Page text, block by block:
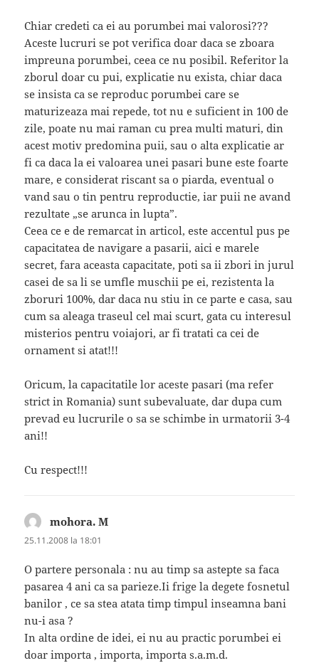
Chiar credeti ca ei au porumbei mai valorosi???
Aceste lucruri se pot verifica doar daca se zboara
impreuna porumbei, ceea ce nu posibil. Referitor la
zborul doar cu pui, explicatie nu exista, chiar daca
se insista ca se reproduc porumbei care se
maturizeaza mai repede, tot nu e suficient in 100 de
zile, poate nu mai raman cu prea multi maturi, din
acest motiv predomina puii, sau o alta explicatie ar
fi ca daca la ei valoarea unei pasari bune este foarte
mare, e considerat riscant sa o piarda, eventual o
vand sau o tin pentru reproductie, iar puii ne avand
rezultate „se arunca in lupta”.
Ceea ce e de remarcat in articol, este accentul pus pe
capacitatea de navigare a pasarii, aici e marele
secret, fara aceasta capacitate, poti sa ii zbori in jurul
casei de sa li se umfle muschii pe ei, rezistenta la
zboruri 100%, dar daca nu stiu in ce parte e casa, sau
cum sa aleaga traseul cel mai scurt, gata cu interesul
misterios pentru voiajori, ar fi tratati ca cei de
ornament si atat!!!
Oricum, la capacitatile lor aceste pasari (ma refer
strict in Romania) sunt subevaluate, dar dupa cum
prevad eu lucrurile o sa se schimbe in urmatorii 3-4
ani!!
Cu respect!!!
mohora. M
25.11.2008 la 18:01
O partere personala : nu au timp sa astepte sa faca
pasarea 4 ani ca sa parieze.Ii frige la degete fosnetul
banilor , ce sa stea atata timp timpul inseamna bani
nu-i asa ?
In alta ordine de idei, ei nu au practic porumbei ei
doar importa , importa, importa s.a.m.d.